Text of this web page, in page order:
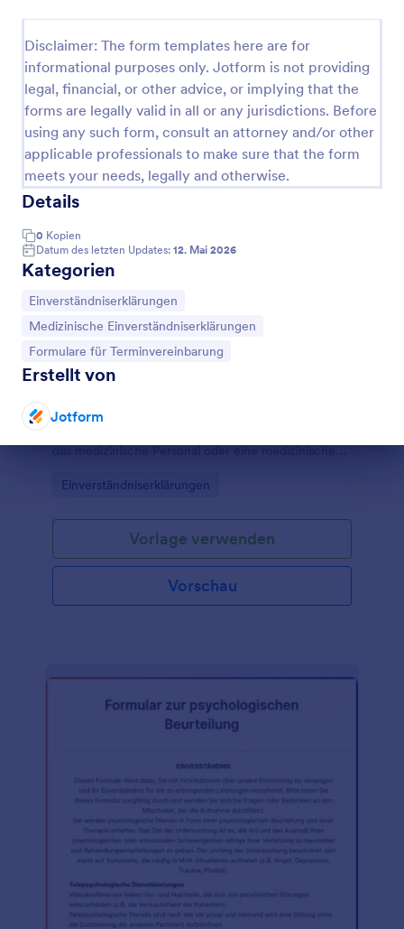
Disclaimer: The form templates here are for
informational purposes only. Jotform is not providing
legal, financial, or other advice, or implying that the
forms are legally valid in all or any jurisdictions. Before
using any such form, consult an attorney and/or other
applicable professionals to make sure that the form
meets your needs, legally and otherwise.
Details
0 Kopien
Datum des letzten Updates: 12. Mai 2026
Kategorien
Zur Kategorie:
Einverständniserklärungen
Zur Kategorie:
Medizinische Einverständniserklärungen
Zur Kategorie:
Formulare für Terminvereinbarung
Erstellt von
Jotform
Medizinische Einverständniserklärung
Ein medizinisches Einwilligungsformular ist ein
das medizinische Personal oder eine medizinische
Behandlung oder einer medizinischen Untersuchung
Entscheidung zu treffen, bevor die Behandlung
durchgeführt wird. Die Einholung der Zustimmung
des Patienten vor einer medizinischen Behandlung
ist von entscheidender Bedeutung, da sie die
persönlichen Rechte des Patienten betrifft. Die
verstehen, einschließlich der Risiken, der Belastung
und des erwarteten Nutzens der geplanten
informiert zu werden, bevor eine Behandlung
durchgeführt wird. Sie haben das Recht, jede
Behandlung zu akzeptieren oder abzulehnen. Mit
dieser Vorlage für ein medizinisches
Einwilligungsformular können Einrichtungen des
Gesundheitswesens und Ärzte sofort ein eigenes
Dokument zur medizinischen Einwilligung erstellen,
das sie von ihren Patienten erhalten können. Mit
diesem Formular können die Benutzer das Formular
Go to Category:
Einverständniserklärungen
Vorlage verwenden
Vorschau